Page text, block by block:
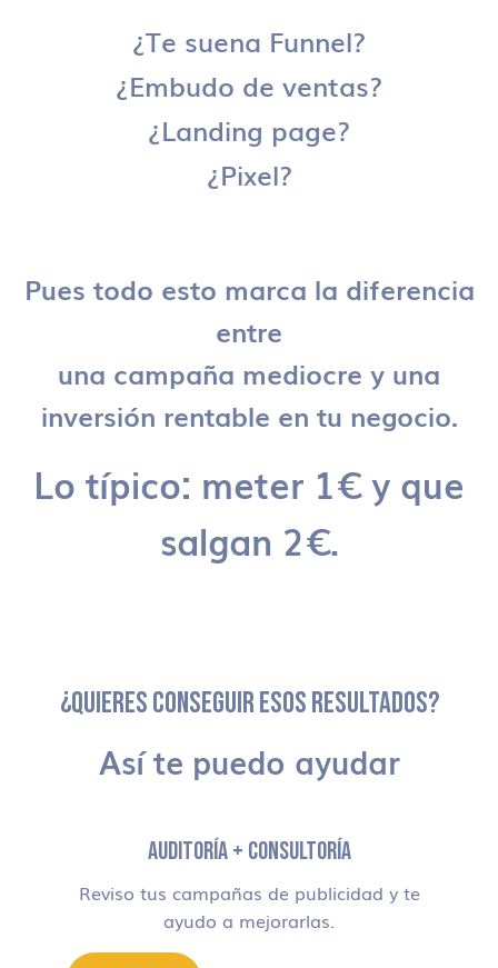
¿Te suena Funnel?
¿Embudo de ventas?
¿Landing page?
¿Pixel?
Pues todo esto marca la diferencia
entre
una campaña mediocre y una
inversión rentable en tu negocio.
Lo típico: meter 1€ y que
salgan 2€.
¿QUIERES CONSEGUIR ESOS RESULTADOS?
Así te puedo ayudar
AUDITORÍA + CONSULTORÍA
Reviso tus campañas de publicidad y te
ayudo a mejorarlas.